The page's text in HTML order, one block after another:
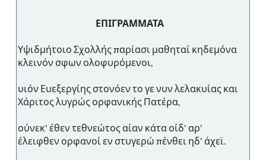
ΕΠΙΓΡΑΜΜΑΤΑ
Υψιδμήτοιο Σχολλής παρίασι μαθηταί κηδεμόνα
κλεινόν σφων ολοφυρόμενοι,
υιόν Ευεξεργίης στονόεν το γε νυν λελακυίας και
Χάριτος λυγρώς ορφανικής Πατέρα,
ούνεκ' έθεν τεθνεώτος αίαν κάτα οίδ' αρ'
έλειφθεν ορφανοί εν στυγερώ πένθει ηδ' άχεϊ.